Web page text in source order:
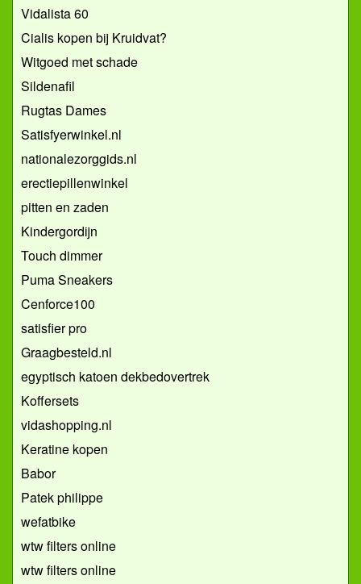
Vidalista 60
Cialis kopen bij Kruidvat?
Witgoed met schade
Sildenafil
Rugtas Dames
Satisfyerwinkel.nl
nationalezorggids.nl
erectiepillenwinkel
pitten en zaden
Kindergordijn
Touch dimmer
Puma Sneakers
Cenforce100
satisfier pro
Graagbesteld.nl
egyptisch katoen dekbedovertrek
Koffersets
vidashopping.nl
Keratine kopen
Babor
Patek philippe
wefatbike
wtw filters online
wtw filters online